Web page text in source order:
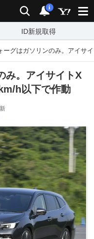
検索 通知
i
ID新規取得
ーグはガソリンのみ。アイサ
み。アイサイトX
h以下で作動